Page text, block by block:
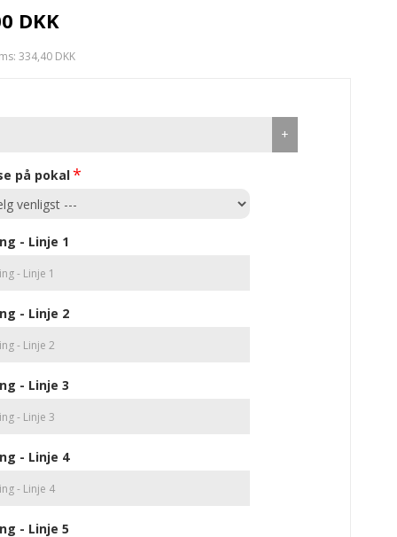
DKK
334,40 DKK
+
på pokal
- Linje 1
- Linje 2
- Linje 3
- Linje 4
- Linje 5